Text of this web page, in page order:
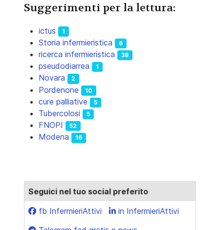
Suggerimenti per la lettura:
ictus 1
Storia infermieristica 6
ricerca infermieristica 38
pseudodiarrea 1
Novara 2
Pordenone 10
cure palliative 5
Tubercolosi 5
FNOPI 52
Modena 16
Seguici nel tuo social preferito
fb InfermieriAttivi
in InfermieriAttivi